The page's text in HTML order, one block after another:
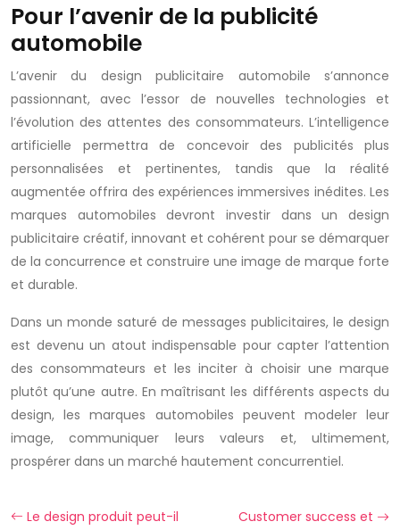
Pour l’avenir de la publicité
automobile
L’avenir du design publicitaire automobile s’annonce
passionnant, avec l’essor de nouvelles technologies et
l’évolution des attentes des consommateurs. L’intelligence
artificielle permettra de concevoir des publicités plus
personnalisées et pertinentes, tandis que la réalité
augmentée offrira des expériences immersives inédites. Les
marques automobiles devront investir dans un design
publicitaire créatif, innovant et cohérent pour se démarquer
de la concurrence et construire une image de marque forte
et durable.
Dans un monde saturé de messages publicitaires, le design
est devenu un atout indispensable pour capter l’attention
des consommateurs et les inciter à choisir une marque
plutôt qu’une autre. En maîtrisant les différents aspects du
design, les marques automobiles peuvent modeler leur
image, communiquer leurs valeurs et, ultimement,
prospérer dans un marché hautement concurrentiel.
Le design produit peut-il
Customer success et